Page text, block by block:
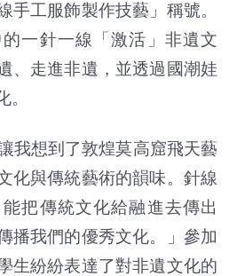
工服飾製作技藝」稱號。
一針一線「激活」非遺文
、走進非遺，並透過國潮娃
我想到了敦煌莫高窟飛天藝
化與傳統藝術的韻味。針線
把傳統文化給融進去傳出
播我們的優秀文化。」參加
生紛紛表達了對非遺文化的